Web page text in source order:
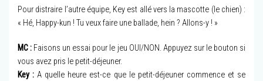
Pour distraire l’autre équipe, Key est allé vers la mascotte (le chien) :
« Hé, Happy-kun ! Tu veux faire une ballade, hein ? Allons-y ! »
MC : Faisons un essai pour le jeu OUI/NON. Appuyez sur le bouton si
vous avez pris le petit-déjeuner.
Key :A quelle heure est-ce que le petit-déjeuner commence et se